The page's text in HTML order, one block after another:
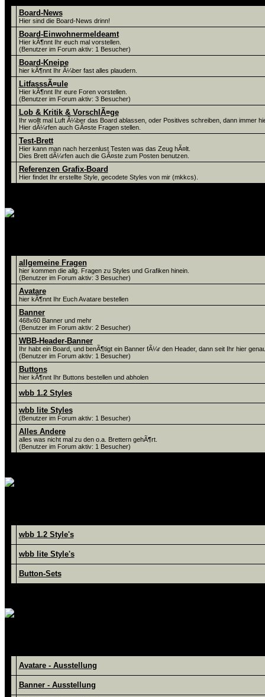
Board-News
Hier sind die Board-News drinn!
Board-Einwohnermeldeamt
Hier kÃ¶nnt Ihr euch mal vorstellen.
(Benutzer im Forum aktiv: 1 Besucher)
Board-Kneipe
hier kÃ¶nnt Ihr Ã¼ber fast alles plaudern.
LitfasssÃ¤ule
Hier kÃ¶nnt Ihr eure Foren vorstellen.
(Benutzer im Forum aktiv: 3 Besucher)
Lob & Kritik & VorschlÃ¤ge
Ihr wollt mal Luft Ã¼ber das Board ablassen, oder Positives schreiben, dann immer
Hier dÃ¼rfen auch GÃ¤ste Fragen stellen.
Test-Brett
Hier kann man nach herzenlust Testen was das Zeug hÃ¤lt.
Dies Brett dÃ¼rfen auch die GÃ¤ste zum Posten benutzen.
Referenzen Grafix-Board
Hier findet Ihr erstellte Style, gecodete Styles von mir (mkkcs).
allgemeine Fragen
hier kommen die allg. Fragen zu Styles und Grafiken hinein.
(Benutzer im Forum aktiv: 3 Besucher)
Avatare
hier kÃ¶nnt Ihr Euch Avatare bestellen
Banner
468x60 Banner und mehr
(Benutzer im Forum aktiv: 2 Besucher)
WBB-Header-Banner
Ihr habt ein Board, und benÃ¶tigt ein Banner fÃ¼r den Header, dann seit Ihr hier
(Benutzer im Forum aktiv: 1 Besucher)
Buttons
hier kÃ¶nnt Ihr Buttons bestellen und abholen
wbb 1.2 Styles
wbb lite Styles
(Benutzer im Forum aktiv: 1 Besucher)
Alles Andere
alles was nicht mal zu den o.a. Brettern gehÃ¶rt.
(Benutzer im Forum aktiv: 1 Besucher)
wbb 1.2 Style's
wbb lite Style's
Button-Sets
Avatare - Ausstellung
Banner - Ausstellung